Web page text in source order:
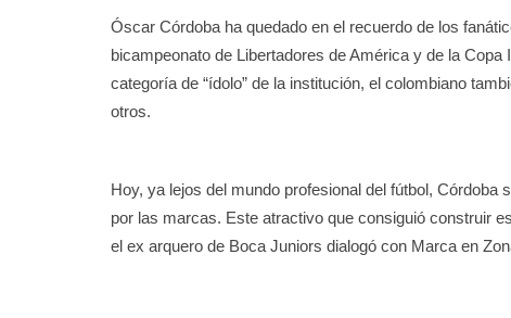
Óscar Córdoba ha quedado en el recuerdo de los
bicampeonato de Libertadores de América y de la
categoría de “ídolo” de la institución, el colombiano
otros.
Hoy, ya lejos del mundo profesional del fútbol,
por las marcas. Este atractivo que consiguió construir
el ex arquero de Boca Juniors dialogó con Marca en